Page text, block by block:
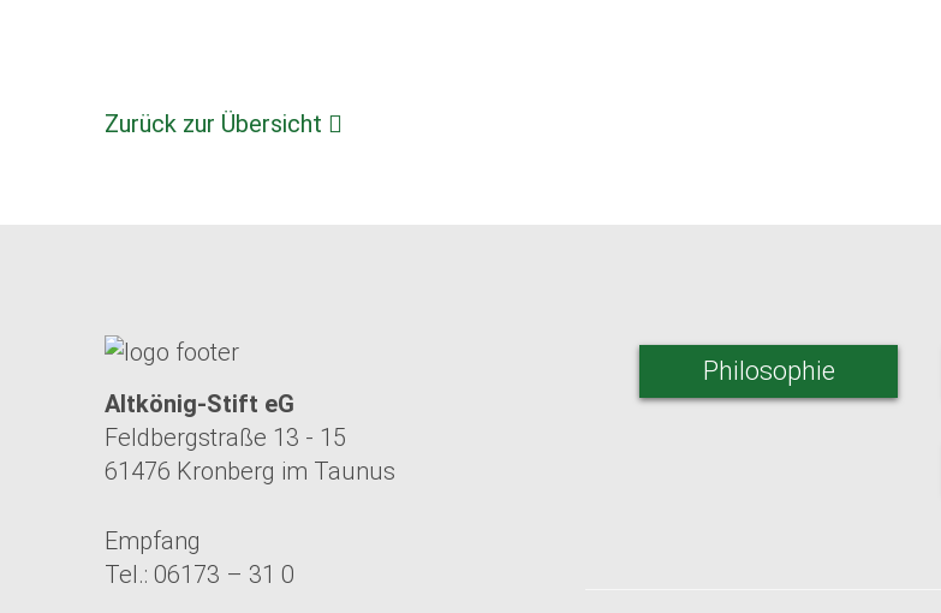
Zurück zur Übersicht
Altkönig-Stift eG
Feldbergstraße 13 - 15
61476 Kronberg im Taunus
Empfang
Tel.: 06173 – 31 0
Philosophie